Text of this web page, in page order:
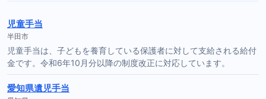
児童手当
半田市
児童手当は、子どもを養育している保護者に対して支給される給付
金です。令和6年10月分以降の制度改正に対応しています。
愛知県遺児手当